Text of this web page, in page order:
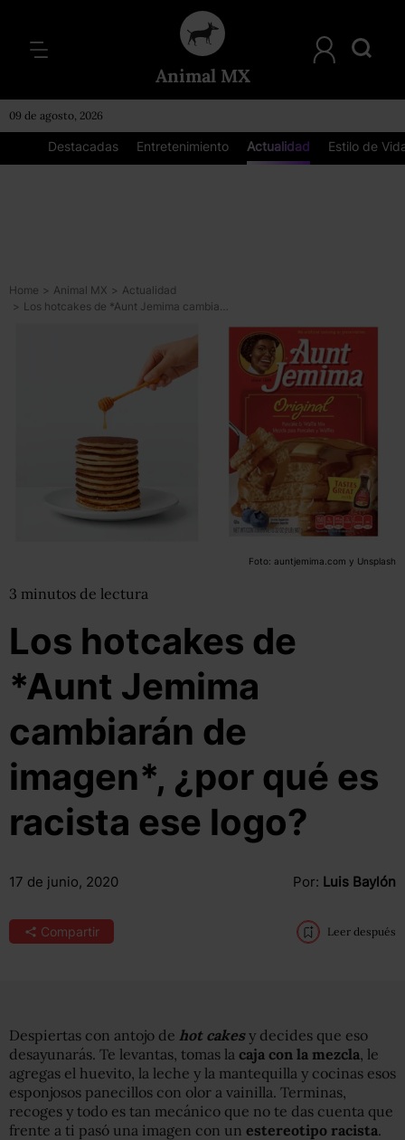
Animal MX
09 de agosto, 2026
Destacadas Entretenimiento Actualidad Estilo de
Home > Animal MX > Actualidad
>
Los hotcakes de *Aunt Jemima cambiarán de imagen*, ¿por qué es racista ese logo?
Foto: auntjemima.com y Unsplash
3 minutos de lectura
Los hotcakes de
*Aunt Jemima
cambiarán de
imagen*, ¿por qué es
racista ese logo?
17 de junio, 2020 Por: Luis Baylón
Compartir Leer después
Despiertas con antojo de hot cakesy decides que eso
desayunarás. Te levantas, tomas la caja con la mezcla, le
agregas el huevito, la leche y la mantequilla y cocinas esos
esponjosos panecillos con olor a vainilla. Terminas,
recoges y todo es tan mecánico que no te das cuenta que
frente a ti pasó una imagen con un estereotipo racista.